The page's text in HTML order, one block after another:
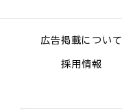
広告掲載について
採用情報